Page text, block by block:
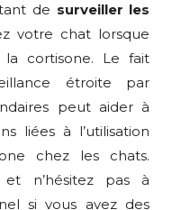
de surveiller les
votre chat lorsque
cortisone. Le fait
étroite par
peut aider à
liées à l’utilisation
chez les chats.
et n’hésitez pas à
si vous avez des